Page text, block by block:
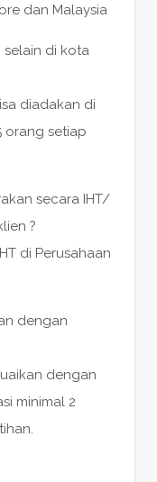
dan Malaysia
selain di kota
diadakan di
orang setiap
secara IHT/
?
di Perusahaan
dengan
dengan
minimal 2